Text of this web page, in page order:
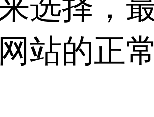
选择，
站的正